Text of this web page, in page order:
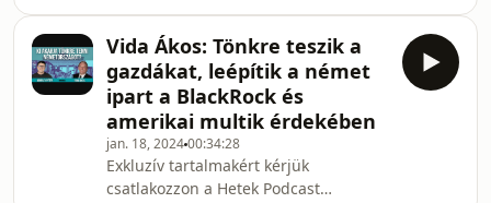
f=b727kb2221Legfrissebb online
híreinkért csatlakozzon a
magántulajdon
társadalompedagógiai szerepéről és
az új lakástámogatási programról
Iratkozzon fel a Hetek megújult
hírlevelére! Hetente egy csokorban
ajánljuk különleges tartalmainkat, a
legizgalmasabb interjúinkat,
videóinkat, világnézeti és kiemelt
Vida Ákos: Tönkre teszik a
gazdákat, leépítik a német
ipart a BlackRock és
amerikai multik érdekében
jan. 18, 202400:34:28
Exkluzív tartalmakért kérjük
csatlakozzon a Hetek Podcast